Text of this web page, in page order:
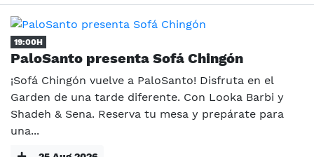
19:00H
PaloSanto presenta Sofá Chingón
¡Sofá Chingón vuelve a PaloSanto! Disfruta en el
Garden de una tarde diferente. Con Looka Barbi y
Shadeh & Sena. Reserva tu mesa y prepárate para
una...